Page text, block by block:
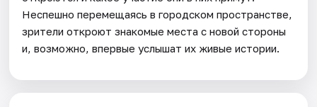
Неспешно перемещаясь в городском пространстве,
зрители откроют знакомые места с новой стороны
и, возможно, впервые услышат их живые истории.